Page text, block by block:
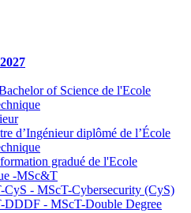
of Science de l'Ecole
d’Ingénieur diplômé de l’École
gradué de l'Ecole
-MSc&T
CyS - MScT-Cybersecurity (CyS)
DDDF - MScT-Double Degree